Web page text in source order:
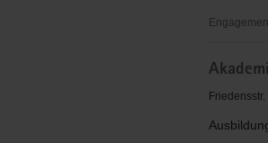
Vogtland
V.